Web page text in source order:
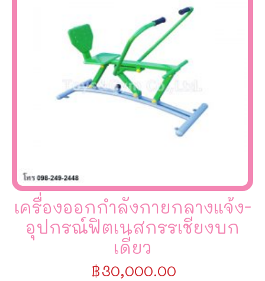
เครื่องออกกำลังกายกลางแจ้ง-
อุปกรณ์ฟิตเนสกรรเชียงบก
เดี่ยว
฿30,000.00